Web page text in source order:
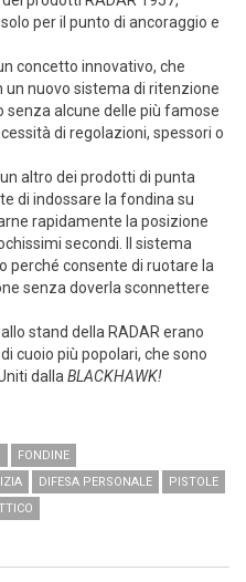
per il punto di ancoraggio e
concetto innovativo, che
un nuovo sistema di ritenzione
senza alcune delle più famose
di regolazioni, spessori o
un altro dei prodotti di punta
di indossare la fondina su
rapidamente la posizione
secondi. Il sistema
perché consente di ruotare la
senza doverla sconnettere
stand della RADAR erano
cuoio più popolari, che sono
dalla BLACKHAWK!
FONDINE
DIFESA PERSONALE
PISTOLE